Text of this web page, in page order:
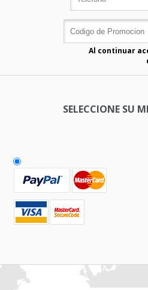
Al continuar
SELECCIONE SU